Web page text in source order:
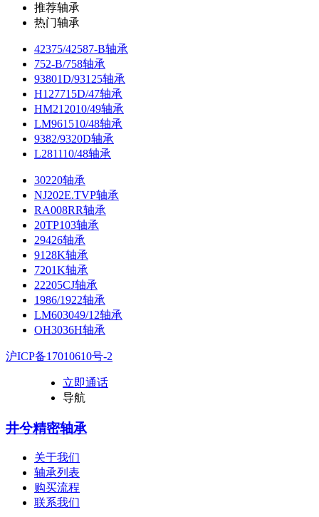
推荐轴承
热门轴承
42375/42587-B轴承
752-B/758轴承
93801D/93125轴承
H127715D/47轴承
HM212010/49轴承
LM961510/48轴承
9382/9320D轴承
L281110/48轴承
30220轴承
NJ202E.TVP轴承
RA008RR轴承
20TP103轴承
29426轴承
9128K轴承
7201K轴承
22205CJ轴承
1986/1922轴承
LM603049/12轴承
OH3036H轴承
沪ICP备17010610号-2
立即通话
导航
井兮精密轴承
关于我们
轴承列表
购买流程
联系我们